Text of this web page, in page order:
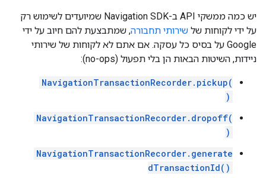
יש כמה ממשקי API ב-Navigation SDK שמיועדים לשימוש רק
על ידי לקוחות של שירותי תחבורה, שמתבצעת להם חיוב על ידי
Google על בסיס כל עסקה. אם אתם לא לקוחות של שירותי
ניידות, השיטות הבאות הן בלי תפעול (no-ops):
NavigationTransactionRecorder.pickup(
)
NavigationTransactionRecorder.dropoff(
)
NavigationTransactionRecorder.generate
dTransactionId()